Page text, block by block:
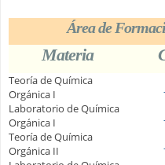
Área de
Materia
Teoría de Química
Orgánica I
Laboratorio de Química
Orgánica I
Teoría de Química
Orgánica II